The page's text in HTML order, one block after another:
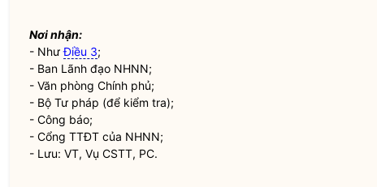
Nơi nhận:
- NhưĐiều 3;
- Ban Lãnh đạo NHNN;
- Văn phòng Chính phủ;
- Bộ Tư pháp (để kiểm tra);
- Công báo;
- Cổng TTĐT của NHNN;
- Lưu: VT, Vụ CSTT, PC.